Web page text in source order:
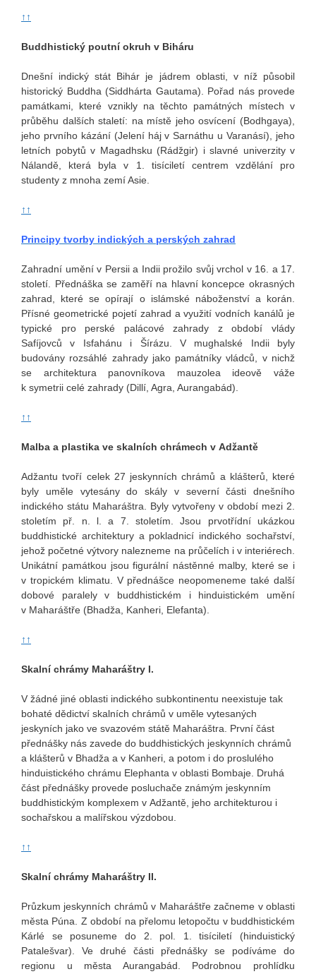
↑↑
Buddhistický poutní okruh v Biháru
Dnešní indický stát Bihár je jádrem oblasti, v níž působil
historický Buddha (Siddhárta Gautama). Pořad nás provede
památkami, které vznikly na těchto památných místech v
průběhu dalších staletí: na místě jeho osvícení (Bodhgaya),
jeho prvního kázání (Jelení háj v Sarnáthu u Varanásí), jeho
letních pobytů v Magadhsku (Rádžgir) i slavné univerzity v
Nálandě, která byla v 1. tisíciletí centrem vzdělání pro
studenty z mnoha zemí Asie.
↑↑
Principy tvorby indických a perských zahrad
Zahradní umění v Persii a Indii prožilo svůj vrchol v 16. a 17.
století. Přednáška se zaměří na hlavní koncepce okrasných
zahrad, které se opírají o islámské náboženství a korán.
Přísné geometrické pojetí zahrad a využití vodních kanálů je
typické pro perské palácové zahrady z období vlády
Safíjovců v Isfahánu i Šírázu. V mughalské Indii byly
budovány rozsáhlé zahrady jako památníky vládců, v nichž
se architektura panovníkova mauzolea ideově váže
k symetrii celé zahrady (Dillí, Agra, Aurangabád).
↑↑
Malba a plastika ve skalních chrámech v Adžantě
Adžantu tvoří celek 27 jeskynních chrámů a klášterů, které
byly uměle vytesány do skály v severní části dnešního
indického státu Maharáštra. Byly vytvořeny v období mezi 2.
stoletím př. n. l. a 7. stoletím. Jsou prvotřídní ukázkou
buddhistické architektury a pokladnicí indického sochařství,
jehož početné výtvory nalezneme na průčelích i v interiérech.
Unikátní památkou jsou figurální nástěnné malby, které se i
v tropickém klimatu. V přednášce neopomeneme také další
dobové paralely v buddhistickém i hinduistickém umění
v Maharáštře (Bhadža, Kanheri, Elefanta).
↑↑
Skalní chrámy Maharáštry I.
V žádné jiné oblasti indického subkontinentu neexistuje tak
bohaté dědictví skalních chrámů v uměle vytesaných
jeskyních jako ve svazovém státě Maharáštra. První část
přednášky nás zavede do buddhistických jeskynních chrámů
a klášterů v Bhadža a v Kanheri, a potom i do proslulého
hinduistického chrámu Elephanta v oblasti Bombaje. Druhá
část přednášky provede posluchače známým jeskynním
buddhistickým komplexem v Adžantě, jeho architekturou i
sochařskou a malířskou výzdobou.
↑↑
Skalní chrámy Maharáštry II.
Průzkum jeskynních chrámů v Maharáštře začneme v oblasti
města Púna. Z období na přelomu letopočtu v buddhistickém
Kárlé se posuneme do 2. pol. 1. tisíciletí (hinduistický
Patalešvar). Ve druhé části přednášky se podíváme do
regionu u města Aurangabád. Podrobnou prohlídku